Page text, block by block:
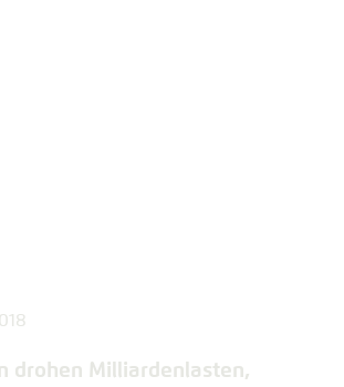
drohen Milliardenlasten,